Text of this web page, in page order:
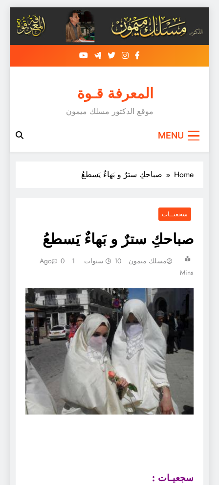
content
المعرفة قـوة
موقع الدكتور مسلك ميمون
MENU
Home صباحكِ سترٌ و بَهاءٌ يَسطعُ
سجعيــات
صباحكِ سترٌ و بَهاءٌ يَسطعُ
مسلك ميمون 10 سنوات Ago 0
1
Mins
سجعيـات :